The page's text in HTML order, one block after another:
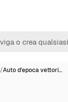
/Auto d'epoca vettori…